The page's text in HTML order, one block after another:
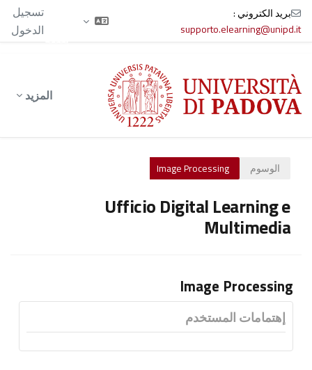
بريد الكتروني :
supporto.elearning@unipd.it
تسجيل
الدخول
المزيد
الوسوم Image Processing
Ufficio Digital Learning e
Multimedia
Image Processing
إهتمامات المستخدم